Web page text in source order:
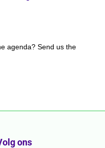
agenda? Send us the
ons